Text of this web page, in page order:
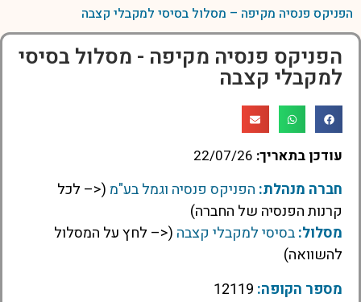
הפניקס פנסיה מקיפה – מסלול בסיסי למקבלי קצבה
הפניקס פנסיה מקיפה - מסלול בסיסי
למקבלי קצבה
עודכן בתאריך: 22/07/26
חברה מנהלת: הפניקס פנסיה וגמל בע"מ (<– לכל
קרנות הפנסיה של החברה)
מסלול:בסיסי למקבלי קצבה (<– לחץ על המסלול
להשוואה)
מספר הקופה: